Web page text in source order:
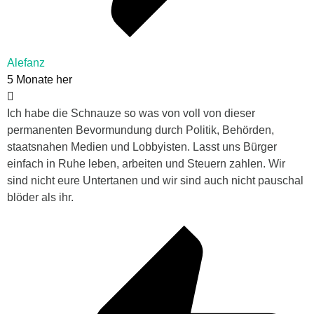
Alefanz
5 Monate her
Ich habe die Schnauze so was von voll von dieser
permanenten Bevormundung durch Politik, Behörden,
staatsnahen Medien und Lobbyisten. Lasst uns Bürger
einfach in Ruhe leben, arbeiten und Steuern zahlen. Wir
sind nicht eure Untertanen und wir sind auch nicht pauschal
blöder als ihr.